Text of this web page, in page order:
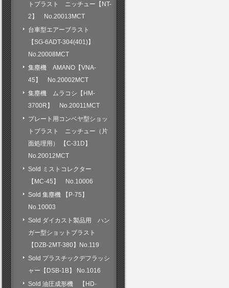
トブラスト ニッチュー【NT-
2】 No.20013MCT
台車型エアーブラスト
【SG-6ADT-304(401)】
No.20008MCT
集塵機 AMANO【VNA-
45】 No.20002MCT
集塵機 ムラコシ【HM-
3700R】 No.20011MCT
プレート用コンベヤ型ショッ
トブラスト ニッチュー（片
面処理用） 【C-31D】
No.20012MCT
Sold ミストコレクター
【MC-45】 No.10006
Sold 集塵機 【P-75】
No.10003
Sold ダイカスト製品用 ハン
ガー型ショットブラスト
【DZB-2MT-380】No.119
Sold プラスチックデフラッシ
ャー【DSB-1B】 No.1016
Sold 油圧成形機 【HD-